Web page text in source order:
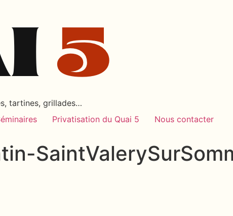
tartines, grillades…
Privatisation du Quai 5 Nous contacter